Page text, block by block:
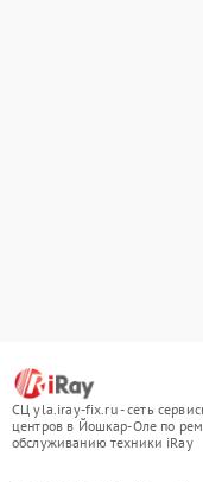
СЦ yla.iray-fix.ru - сеть
центров в Йошкар-Оле по
обслуживанию техники iRay